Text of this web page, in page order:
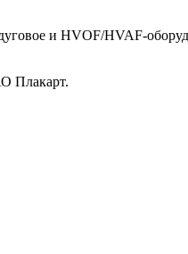
и HVOF/HVAF-
Плакарт.